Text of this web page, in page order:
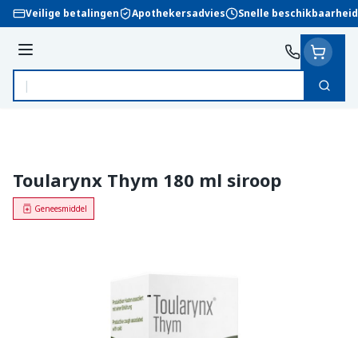
Ga naar de inhoud
Veilige betalingen Apothekersadvies Snelle beschikbaarheid
Menu
Product, merk, categorie...
Zoek
Toularynx Thym 180 ml siroop
Geneesmiddel